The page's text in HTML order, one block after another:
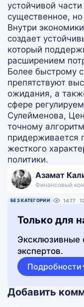
устойчивой
существенное,
Внутри
создает
который
расширением
Более быстрому
препятствуют
ожидания, а
сфере
Сулейменова,
точному
придерживается
жесткого
политики.
Азамат
Финансовый
БЕЗ КАТЕГОРИИ 1477
Только для
Эксклюзивные
экспертов.
Подробности
Добавить